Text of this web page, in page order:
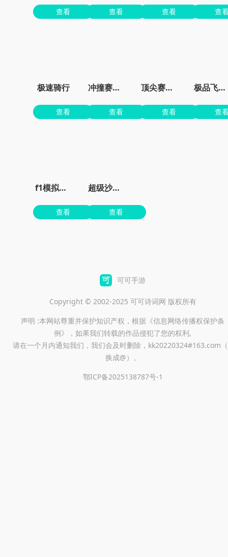
查看 查看 查看 查
极速骑行
查看
冲撞赛车3最新版
查看
顶尖赛车手
查看
极品飞车手游正版
查
f1模拟器手机版
查看
超级沙辛汽车手游
查看
可可手游
Copyright © 2002-2025 可可诗词网 版权所有
声明 :本网站尊重并保护知识产权，根据《信息网络传播权保护条
例》，如果我们转载的作品侵犯了您的权利,
请在一个月内通知我们，我们会及时删除，kk20220324#163.com
换成@）。
鄂ICP备2025138787号-1